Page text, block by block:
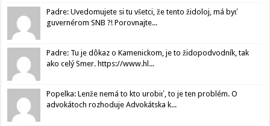
Padre: Uvedomujete si tu všetci, že tento židoloj, má byť
guvernérom SNB ?! Porovnajte...
Padre: Tu je dôkaz o Kamenickom, je to židopodvodník, tak
ako celý Smer. https://www.hl...
Popelka: Lenže nemá to kto urobiť, to je ten problém. O
advokátoch rozhoduje Advokátska k...